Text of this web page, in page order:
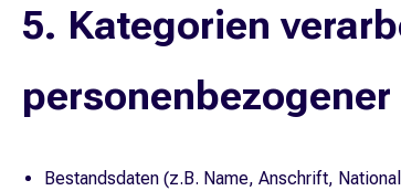
5. Kategorien
personenbezogener
Bestandsdaten (z.B. Name, Anschrift,